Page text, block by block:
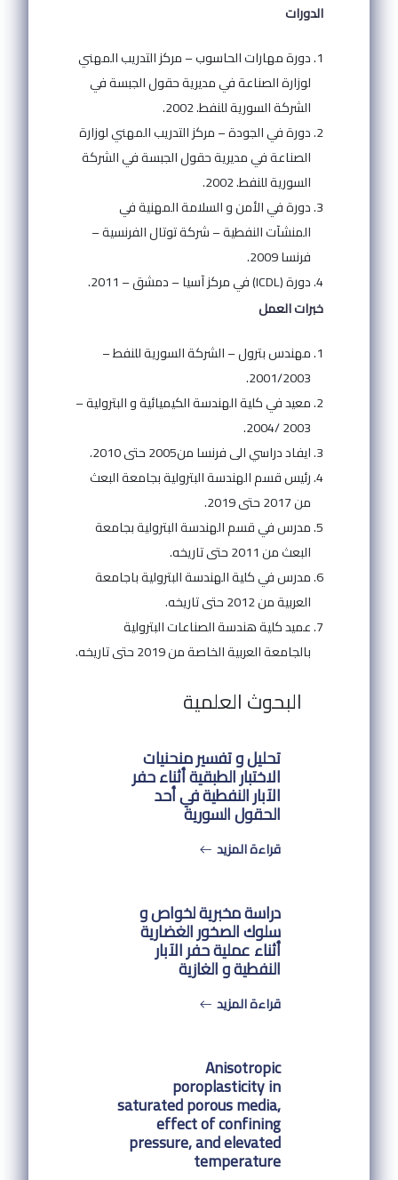
الدورات
دورة مهارات الحاسوب – مركز التدريب المهني
لوزارة الصناعة في مديرية حقول الجبسة في
الشركة السورية للنفط. 2002.
دورة في الجودة – مركز التدريب المهني لوزارة
الصناعة في مديرية حقول الجبسة في الشركة
السورية للنفط. 2002.
دورة في الأمن و السلامة المهنية في
المنشآت النفطية – شركة توتال الفرنسية –
فرنسا 2009.
دورة (ICDL) في مركز آسيا – دمشق – 2011.
خبرات العمل
مهندس بترول – الشركة السورية للنفط –
2001/2003.
معيد في كلية الهندسة الكيميائية و البترولية –
2003 /2004.
ايفاد دراسي الى فرنسا من2005 حتى 2010.
رئيس قسم الهندسة البترولية بجامعة البعث
من 2017 حتى 2019.
مدرس في قسم الهندسة البترولية بجامعة
البعث من 2011 حتى تاريخه.
مدرس في كلية الهندسة البترولية باجامعة
العربية من 2012 حتى تاريخه.
عميد كلية هندسة الصناعات البترولية
بالجامعة العربية الخاصة من 2019 حتى تاريخه.
البحوث العلمية
تحليل و تفسير منحنيات
الاختبار الطبقية أثناء حفر
الآبار النفطية في أحد
الحقول السورية
قراءة المزيد
دراسة مخبرية لخواص و
سلوك الصخور الغضارية
أثناء عملية حفر الآبار
النفطية و الغازية
قراءة المزيد
Anisotropic
poroplasticity in
saturated porous media,
effect of confining
pressure, and elevated
temperature